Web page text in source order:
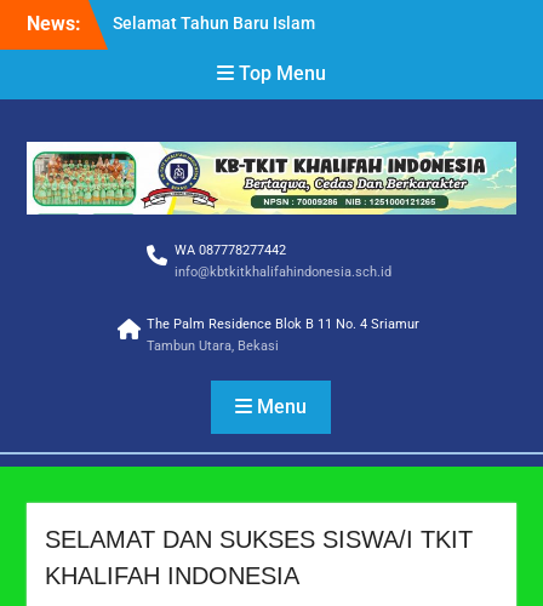
News:
Selamat Tahun Baru Islam
Selamat Hari Raya Idul
Adha 1447 H
SISWA/I TKIT KHALIFAH
INDONESIA
Top Menu
WA 087778277442
info@kbtkitkhalifahindonesia.sch.id
The Palm Residence Blok B 11 No. 4 Sriamur
Tambun Utara, Bekasi
Menu
SELAMAT DAN SUKSES SISWA/I TKIT
KHALIFAH INDONESIA